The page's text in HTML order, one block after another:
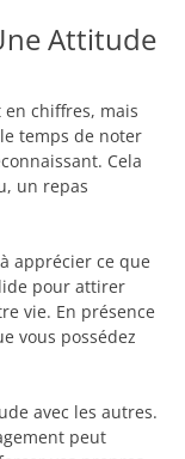
Attitude
en chiffres, mais
temps de noter
Cela
un repas
apprécier ce que
pour attirer
vie. En présence
vous possédez
avec les autres.
peut